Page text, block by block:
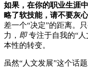
如果，在你的职业生涯
略了软技能，请不要灰心
差一个“决定”的距离。
力， 即专注于自我的“人
本性的转变。
虽然“人文发展”这个话